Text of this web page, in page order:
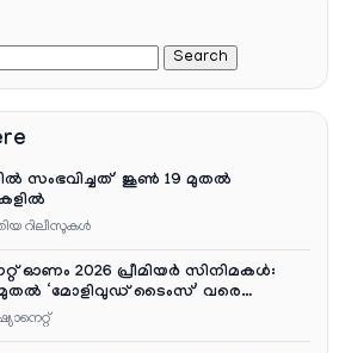
സംഭവിച്ചത്’ ജൂൺ 19 മുതൽ
റിലീസുകള്‍
ഓണം 2026 പ്രീമിയർ സിനിമകൾ:
മുതൽ ‘മോളിവുഡ് ടൈംസ്’ വരെ